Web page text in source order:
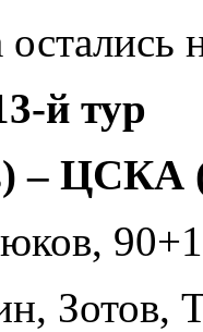
й тур
– ЦСКА
Зотов,